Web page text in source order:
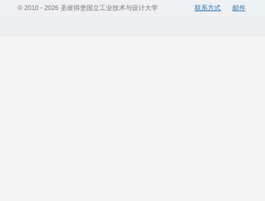
© 2010 - 2026 圣彼得堡国立工业技术与设计大学 联系方式 邮件